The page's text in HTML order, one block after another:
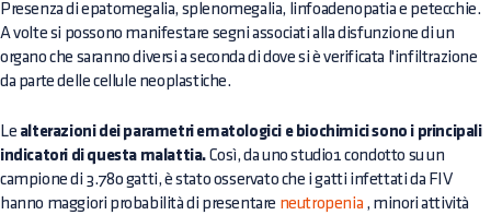
Presenza di epatomegalia, splenomegalia, linfoadenopatia e petecchie.
A volte si possono manifestare segni associati alla disfunzione di un
organo che saranno diversi a seconda di dove si è verificata l'infiltrazione
da parte delle cellule neoplastiche.
Le alterazioni dei parametri ematologici e biochimici sono i principali
indicatori di questa malattia. Così, da uno studio1 condotto su un
campione di 3.780 gatti, è stato osservato che i gatti infettati da FIV
hanno maggiori probabilità di presentare neutropenia , minori attività